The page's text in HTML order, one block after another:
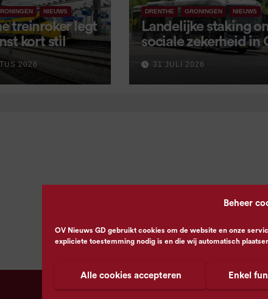
Beheer
OV Nieuws GD gebruikt cookies om de website en onze
expliciete toestemming nodig is en die wij automatisch
Alle cookies accepteren Enkel
NIEUWS
treinroker legt
kort stil
2026
DRENTHE GRONINGEN NIEUWS
Landelijke staking
sociale zekerheid in
aangekondigd voor
september
31 JULI 2026
© OV Nieuws GD -Privacyverklaring